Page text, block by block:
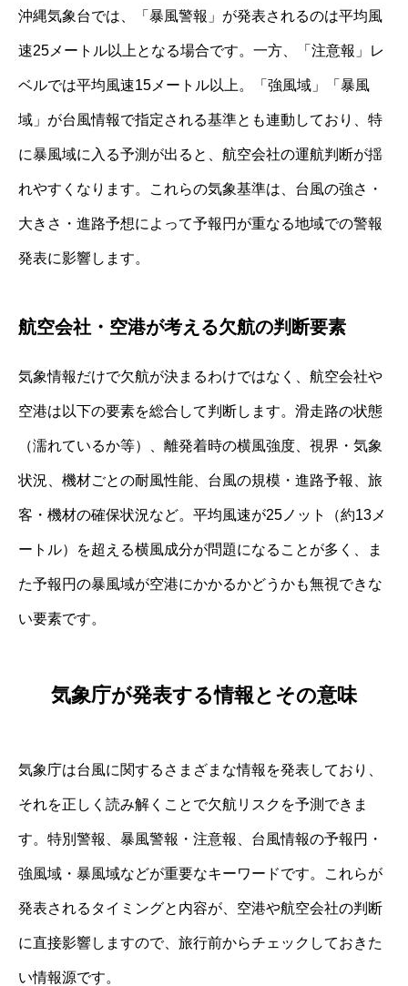
沖縄気象台では、「暴風警報」が発表されるのは平均風
速25メートル以上となる場合です。一方、「注意報」レ
ベルでは平均風速15メートル以上。「強風域」「暴風
域」が台風情報で指定される基準とも連動しており、特
に暴風域に入る予測が出ると、航空会社の運航判断が揺
れやすくなります。これらの気象基準は、台風の強さ・
大きさ・進路予想によって予報円が重なる地域での警報
発表に影響します。
航空会社・空港が考える欠航の判断要素
気象情報だけで欠航が決まるわけではなく、航空会社や
空港は以下の要素を総合して判断します。滑走路の状態
（濡れているか等）、離発着時の横風強度、視界・気象
状況、機材ごとの耐風性能、台風の規模・進路予報、旅
客・機材の確保状況など。平均風速が25ノット（約13メ
ートル）を超える横風成分が問題になることが多く、ま
た予報円の暴風域が空港にかかるかどうかも無視できな
い要素です。
気象庁が発表する情報とその意味
気象庁は台風に関するさまざまな情報を発表しており、
それを正しく読み解くことで欠航リスクを予測できま
す。特別警報、暴風警報・注意報、台風情報の予報円・
強風域・暴風域などが重要なキーワードです。これらが
発表されるタイミングと内容が、空港や航空会社の判断
に直接影響しますので、旅行前からチェックしておきた
い情報源です。